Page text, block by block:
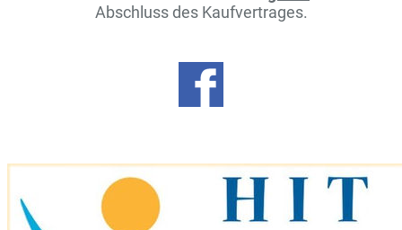
Abschluss des Kaufvertrages.